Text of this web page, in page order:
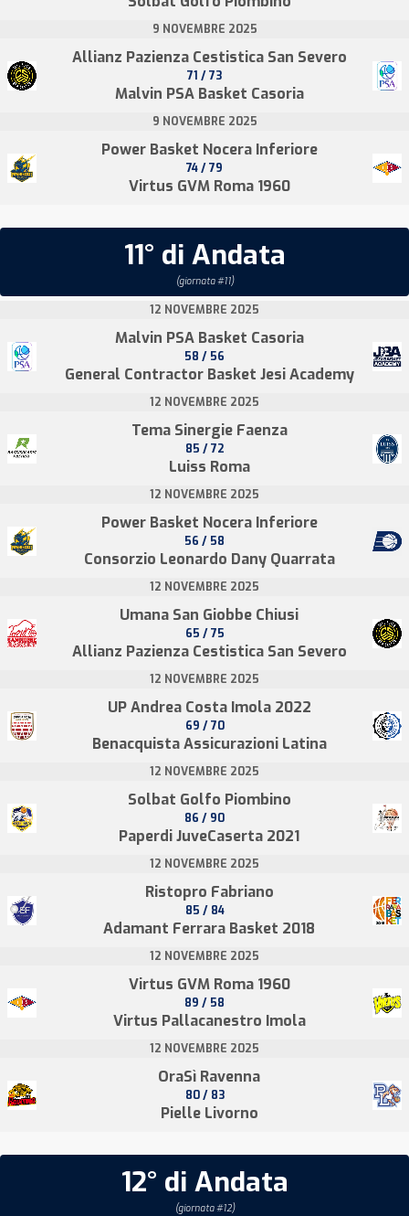
9 NOVEMBRE 2025
Allianz Pazienza Cestistica San Severo
71 / 73
Malvin PSA Basket Casoria
9 NOVEMBRE 2025
Power Basket Nocera Inferiore
74 / 79
Virtus GVM Roma 1960
11° di Andata
(giornata #11)
12 NOVEMBRE 2025
Malvin PSA Basket Casoria
58 / 56
General Contractor Basket Jesi Academy
12 NOVEMBRE 2025
Tema Sinergie Faenza
85 / 72
Luiss Roma
12 NOVEMBRE 2025
Power Basket Nocera Inferiore
56 / 58
Consorzio Leonardo Dany Quarrata
12 NOVEMBRE 2025
Umana San Giobbe Chiusi
65 / 75
Allianz Pazienza Cestistica San Severo
12 NOVEMBRE 2025
UP Andrea Costa Imola 2022
69 / 70
Benacquista Assicurazioni Latina
12 NOVEMBRE 2025
Solbat Golfo Piombino
86 / 90
Paperdi JuveCaserta 2021
12 NOVEMBRE 2025
Ristopro Fabriano
85 / 84
Adamant Ferrara Basket 2018
12 NOVEMBRE 2025
Virtus GVM Roma 1960
89 / 58
Virtus Pallacanestro Imola
12 NOVEMBRE 2025
OraSì Ravenna
80 / 83
Pielle Livorno
12° di Andata
(giornata #12)